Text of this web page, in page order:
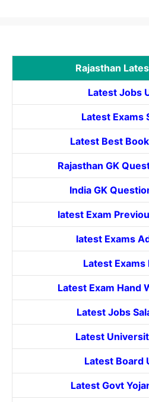
Rajasthan
Latest Jobs
Latest Exams
Latest Best
Rajasthan GK
India GK
latest Exam
latest Exams
Latest Exams
Latest Exam Hand
Latest Jobs
Latest
Latest Board
Latest Govt